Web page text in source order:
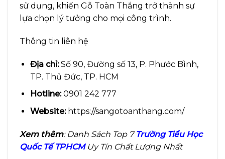
sử dụng, khiến Gỗ Toàn Thắng trở thành sự
lựa chọn lý tưởng cho mọi công trình.
Thông tin liên hệ
Địa chỉ:Số 90, Đường số 13, P. Phước Bình,
TP. Thủ Đức, TP. HCM
Hotline:0901 242 777
Website: https://sangotoanthang.com/
Xem thêm: Danh Sách Top 7 Trường Tiểu Học
Quốc Tế TPHCM Uy Tín Chất Lượng Nhất